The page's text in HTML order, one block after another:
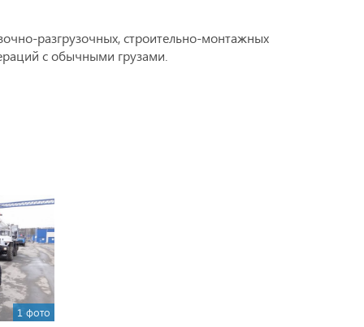
разгрузочных, строительно-монтажных
с обычными грузами.
1 фото